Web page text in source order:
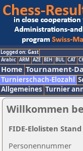
Logged on: Gast
Arabic ARM AZE BIH BUL CAT
Home Tournament-
Turnierschach-Elozahl
Allgemeines Turnier
Willkommen
Personennummer
FIDE-Elolisten Stand